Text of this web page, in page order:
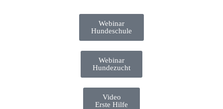
Webinar
Hundeschule
Webinar
Hundezucht
Video
Erste Hilfe